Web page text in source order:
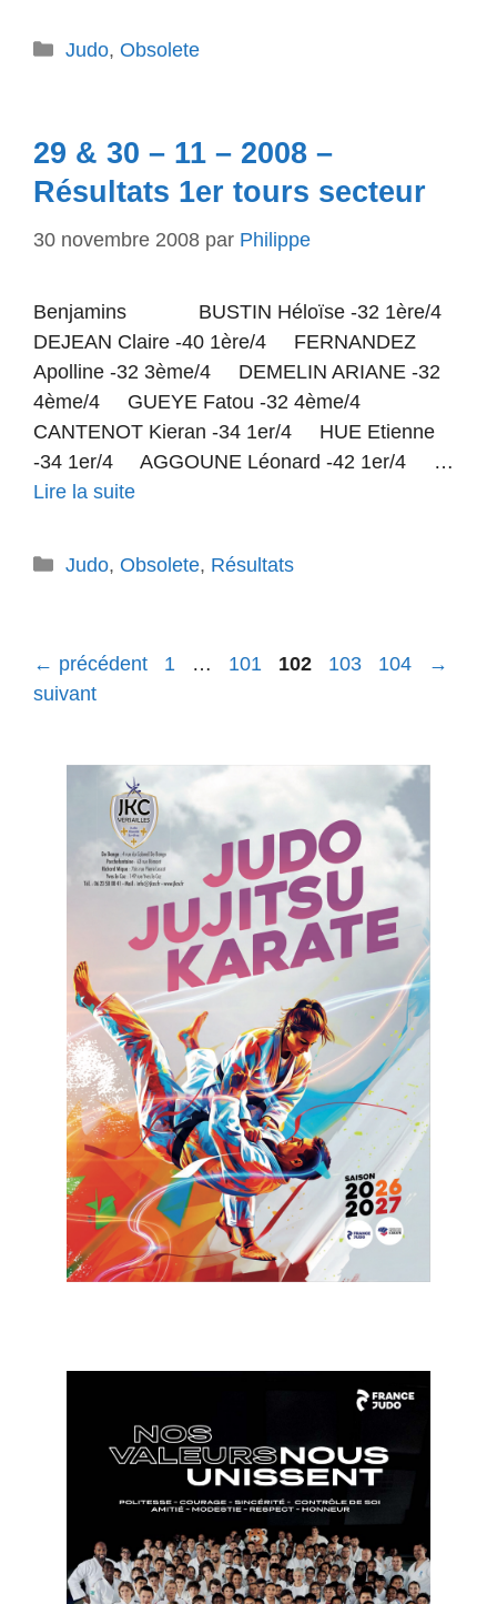
Catégories
Judo, Obsolete
29 & 30 – 11 – 2008 –
Résultats 1er tours secteur
30 novembre 2008 par Philippe
Benjamins BUSTIN Héloïse -32 1ère/4
DEJEAN Claire -40 1ère/4 FERNANDEZ
Apolline -32 3ème/4 DEMELIN ARIANE -32
4ème/4 GUEYE Fatou -32 4ème/4
CANTENOT Kieran -34 1er/4 HUE Etienne
-34 1er/4 AGGOUNE Léonard -42 1er/4 …
Lire la suite
Catégories
Judo, Obsolete, Résultats
← précédent Page
1 … Page
101 Page
102 Page
103 Page
104
→
suivant